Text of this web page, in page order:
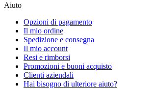
Aiuto
Opzioni di pagamento
Il mio ordine
Spedizione e consegna
Il mio account
Resi e rimborsi
Promozioni e buoni acquisto
Clienti aziendali
Hai bisogno di ulteriore aiuto?